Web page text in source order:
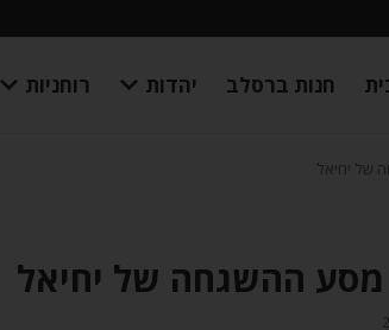
חנות ברסלב יהדות רוחניות
של יחיאל
מסע ההשגחה של יחיאל